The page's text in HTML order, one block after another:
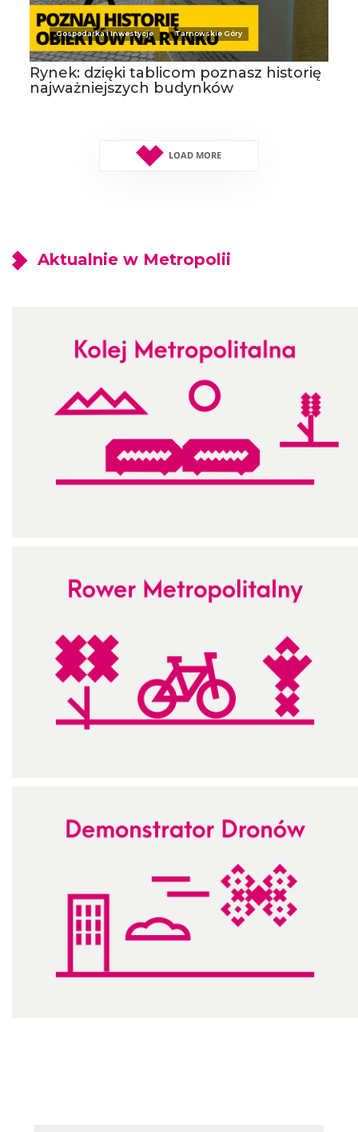
Gospodarka i Inwestycje Tarnowskie Góry
Rynek: dzięki tablicom poznasz historię
najważniejszych budynków
LOAD MORE
Aktualnie w Metropolii